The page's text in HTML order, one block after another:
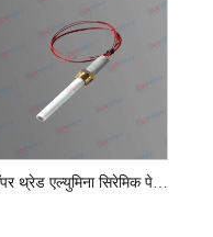
कॉपर थ्रेड एल्युमिना सिरेमिक पेलेट इग्नाइटर